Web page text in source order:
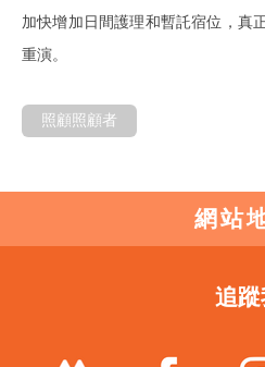
加快增加日間護理和暫託宿位，真
重演。
照顧照顧者
網站
追蹤